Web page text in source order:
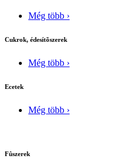
Még több ›
Cukrok, édesítõszerek
Még több ›
Ecetek
Még több ›
Fûszerek